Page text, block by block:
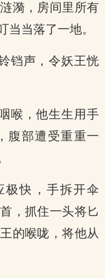
漪，房间里所有
当当落了一地。
铛声，令妖王恍
喉，他生生用手
腹部遭受重重一
极快，手拆开伞
，抓住一头将匕
的喉咙，将他从